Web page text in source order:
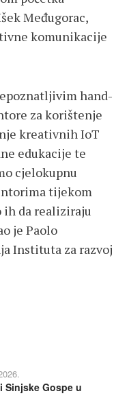
Međugorac,
komunikacije
hand-
za korištenje
kreativnih IoT
edukacije te
cjelokupnu
tijekom
ih da realiziraju
je Paolo
Instituta za razvoj
Sinjske Gospe u